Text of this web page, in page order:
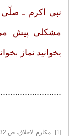
نبی اكرم ـ صلّی
مشكلی پیش
بخوانید نماز
[1] . مكارم الاخلاق، ص 332.